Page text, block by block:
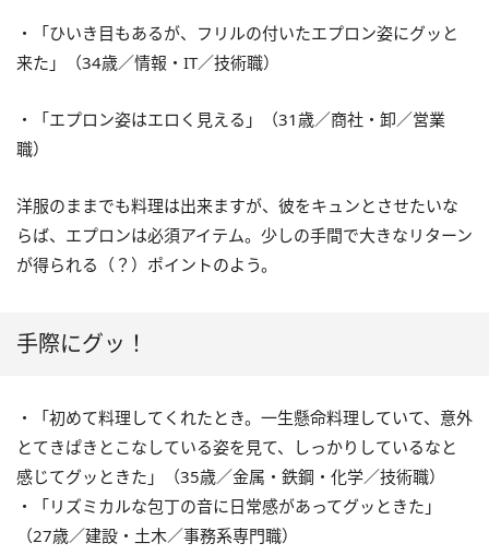
・「ひいき目もあるが、フリルの付いたエプロン姿にグッと
来た」（34歳／情報・IT／技術職）
・「エプロン姿はエロく見える」（31歳／商社・卸／営業
職）
洋服のままでも料理は出来ますが、彼をキュンとさせたいな
らば、エプロンは必須アイテム。少しの手間で大きなリターン
が得られる（？）ポイントのよう。
手際にグッ！
・「初めて料理してくれたとき。一生懸命料理していて、意外
とてきぱきとこなしている姿を見て、しっかりしているなと
感じてグッときた」（35歳／金属・鉄鋼・化学／技術職）
・「リズミカルな包丁の音に日常感があってグッときた」
（27歳／建設・土木／事務系専門職）